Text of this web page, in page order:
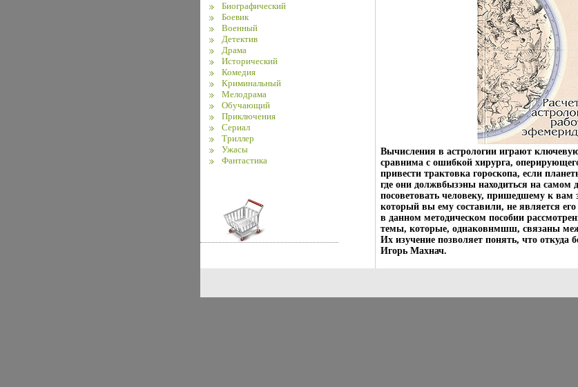
Биографический
Боевик
Военный
Детектив
Драма
Исторический
Комедия
Криминальный
Мелодрама
Обучающий
Приключения
Сериал
Триллер
Ужасы
Фантастика
Вычисления в астрологии играют
сравнима с ошибкой хирурга,
привести трактовка гороскопа, если
где они должвбызэны находиться на самом
посоветовать человеку, пришедшему к вам
который вы ему составили, не является
в данном методическом пособии
темы, которые, однаковнмшш, связаны
Их изучение позволяет понять, что откуда
Игорь Махнач.